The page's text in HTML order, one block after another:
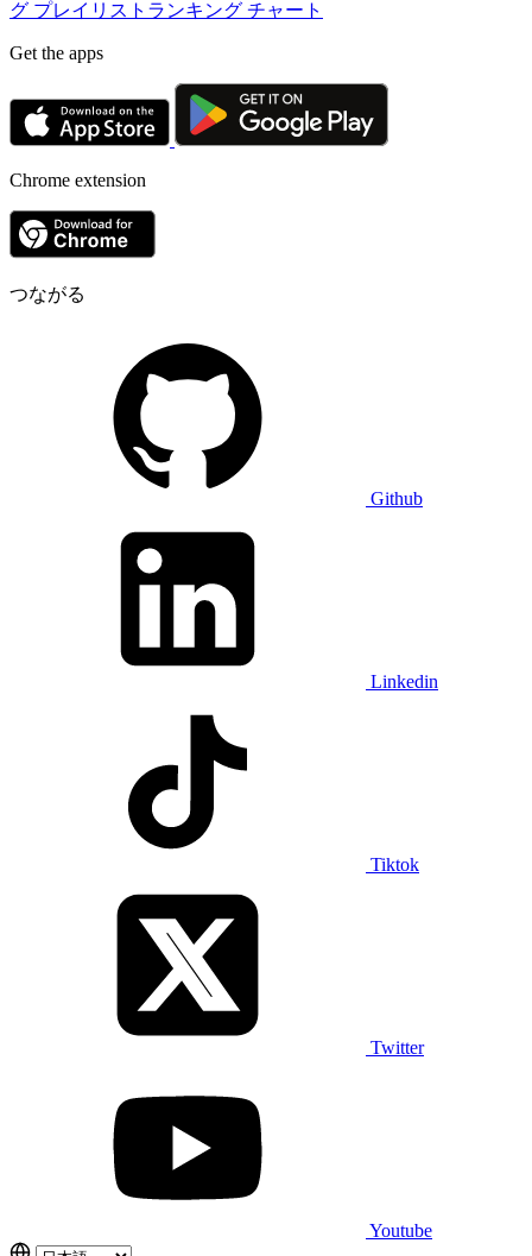
グ プレイリストランキング チャート
Get the apps
Chrome extension
つながる
Github
Linkedin
Tiktok
Twitter
Youtube